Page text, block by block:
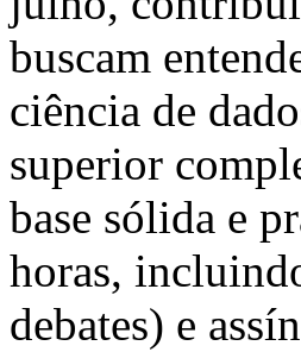
buscam
ciência de
superior
base sólida e
horas,
debates) e